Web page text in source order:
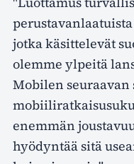
jotka käsittelevät
olemme ylpeitä
Mobilen
enemmän
hyödyntää sitä